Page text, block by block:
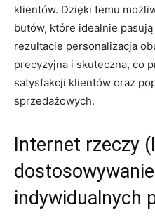
klientów. ‌Dzięki temu
butów, które idealnie
rezultacie ⁤personalizacja​
⁢precyzyjna i skuteczna, co
‌satysfakcji klientów oraz
sprzedażowych.
Internet rzeczy‌
indywidualnych